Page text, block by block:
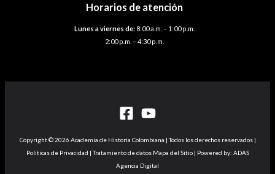
Horarios de atención
Lunes a viernes de: 8:00 a.m. – 1:00 p.m.
2:00 p.m. – 4:30 p.m.
Copyright © 2026 Academia de Historia Colombiana | Todos los derechos reservados |
Politicas de Privacidad | Tratamiento de datos Mapa del Sitio | Powered by: ADAS
Agencia Digital